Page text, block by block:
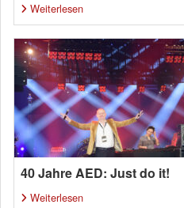
Weiterlesen
40 Jahre AED: Just do it!
Weiterlesen